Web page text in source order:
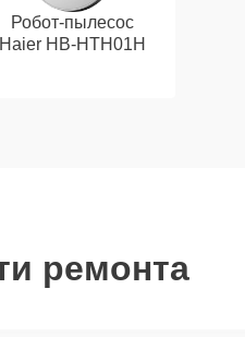
Робот-пылесос
Haier HB-HTH01H
ремонта